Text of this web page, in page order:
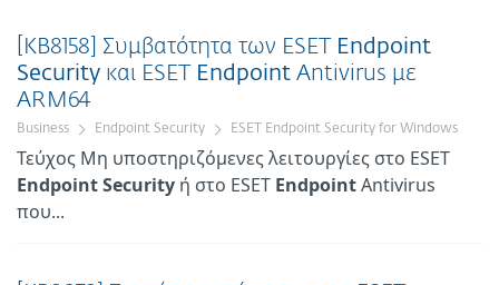
[KB8158] Συμβατότητα των ESET
Endpoint
Security και ESET Endpoint Antivirus με
ARM64
Business Endpoint Security ESET Endpoint Security for Windows
Τεύχος Μη υποστηριζόμενες λειτουργίες στο ESET
EndpointSecurity ή στο ESET EndpointAntivirus
που...